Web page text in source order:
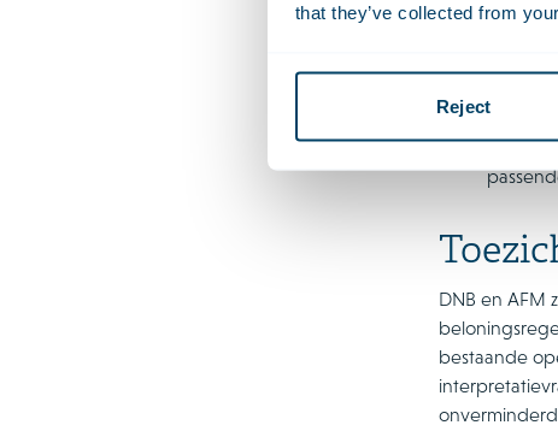
that they’ve collected from
Reject
die
Voor
DNB en AFM
bestaande